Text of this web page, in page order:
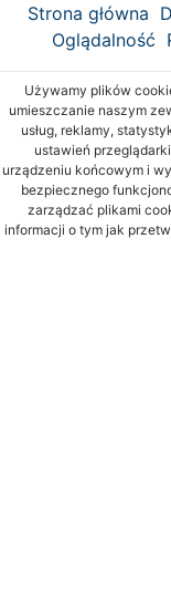
Strona główna
Oglądalność
Używamy plików
umieszczanie naszym
usług, reklamy,
ustawień
urządzeniu końcowym i
bezpiecznego
zarządzać plikami
informacji o tym jak